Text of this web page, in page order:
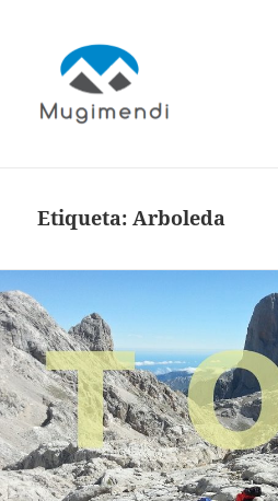
Etiqueta:Arboleda